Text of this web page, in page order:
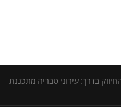
בדרך: עירוני טבריה מתכננת